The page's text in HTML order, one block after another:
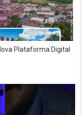
Plataforma Digital